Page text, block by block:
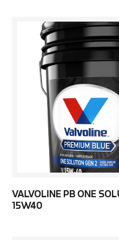
VALVOLINE PB ONE
15W40